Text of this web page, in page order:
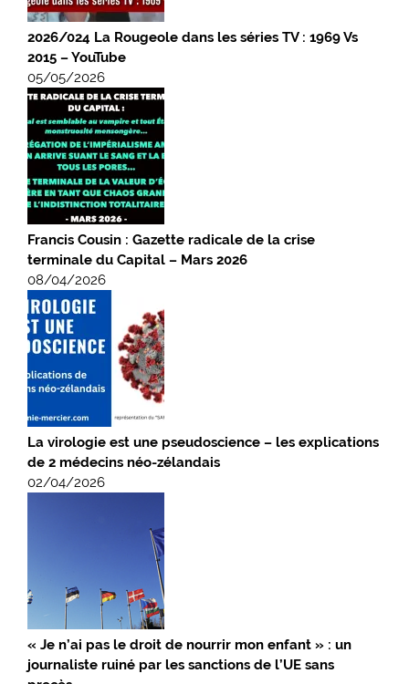
2026/024 La Rougeole dans les séries TV : 1969 Vs
2015 – YouTube
05/05/2026
Francis Cousin : Gazette radicale de la crise
terminale du Capital – Mars 2026
08/04/2026
La virologie est une pseudoscience – les explications
de 2 médecins néo-zélandais
02/04/2026
« Je n’ai pas le droit de nourrir mon enfant » : un
journaliste ruiné par les sanctions de l’UE sans